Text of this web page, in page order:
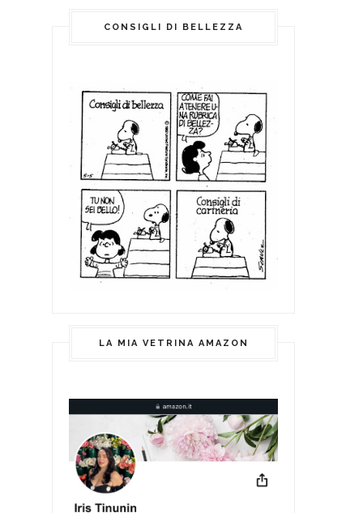
CONSIGLI DI BELLEZZA
LA MIA VETRINA AMAZON